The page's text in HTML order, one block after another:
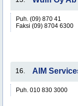
Puh. (09) 870 41
Faksi (09) 8704 6300
16. AIM
Puh. 010 830 3000